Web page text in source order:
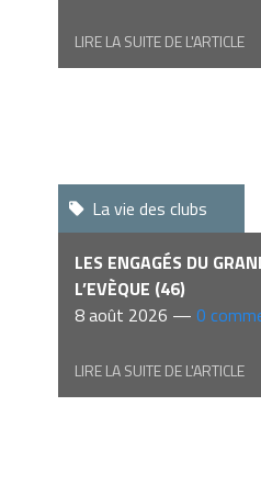
LIRE LA SUITE DE L'ARTICLE
La vie des clubs
LES ENGAGÉS DU
L’EVÈQUE (46)
8 août 2026 — 0
LIRE LA SUITE DE L'ARTICLE